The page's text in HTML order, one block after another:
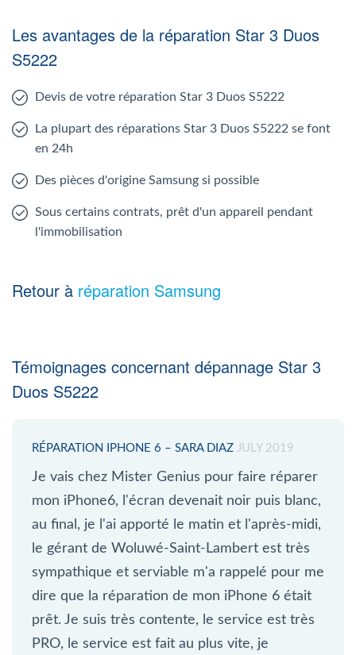
Les avantages de la réparation Star 3 Duos
S5222
Devis de votre réparation Star 3 Duos S5222
La plupart des réparations Star 3 Duos S5222 se font
en 24h
Des pièces d'origine Samsung si possible
Sous certains contrats, prêt d'un appareil pendant
l'immobilisation
Retour à réparation Samsung
Témoignages concernant dépannage Star 3
Duos S5222
RÉPARATION IPHONE 6 – SARA DIAZ JULY 2019
Je vais chez Mister Genius pour faire réparer
mon iPhone6, l'écran devenait noir puis blanc,
au final, je l'ai apporté le matin et l'après-midi,
le gérant de Woluwé-Saint-Lambert est très
sympathique et serviable m'a rappelé pour me
dire que la réparation de mon iPhone 6 était
prêt. Je suis très contente, le service est très
PRO, le service est fait au plus vite, je